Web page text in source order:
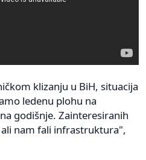
klizanju u BiH, situacija
ledenu plohu na
godišnje. Zainteresiranih
nam fali infrastruktura",